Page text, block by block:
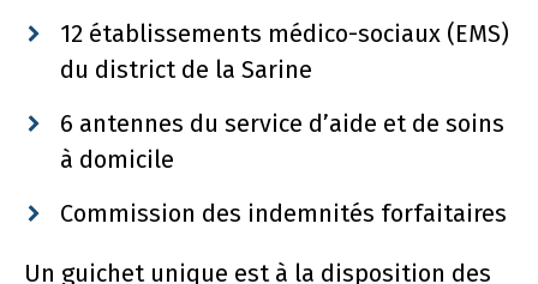
12 établissements médico-sociaux (EMS)
du district de la Sarine
6 antennes du service d’aide et de soins
à domicile
Commission des indemnités forfaitaires
Un guichet unique est à la disposition des